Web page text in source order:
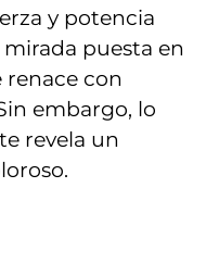
y potencia
puesta en
con
embargo, lo
revela un